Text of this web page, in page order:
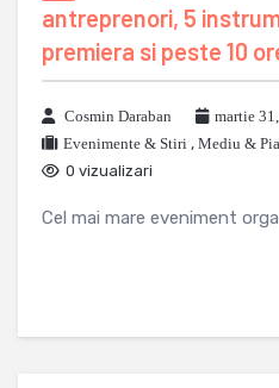
antreprenori, 5
premiera si peste 10
Cosmin Daraban
martie
Evenimente & Stiri , Mediu &
0 vizualizari
Cel mai mare eveniment